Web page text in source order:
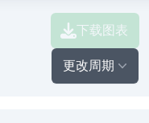
下载图表
更改周期